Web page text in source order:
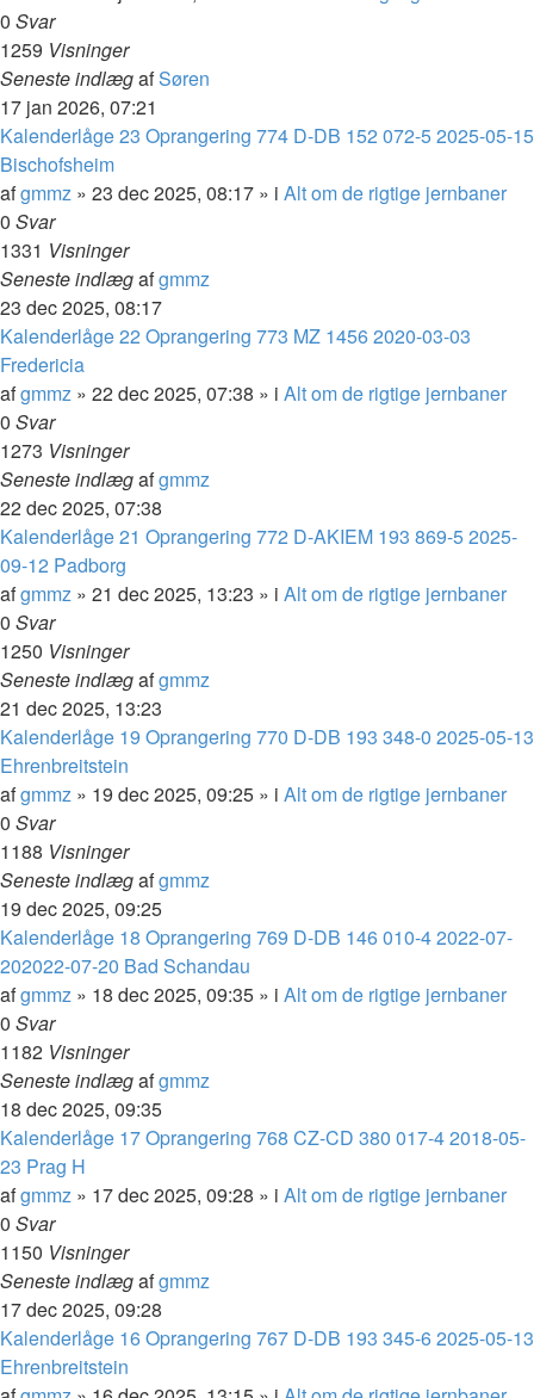
0 Svar
1259 Visninger
Seneste indlægafSøren
17 jan 2026, 07:21
Kalenderlåge 23 Oprangering 774 D-DB 152 072-5 2025-05-15
Bischofsheim
afgmmz » 23 dec 2025, 08:17 » i Alt om de rigtige jernbaner
0 Svar
1331 Visninger
Seneste indlægafgmmz
23 dec 2025, 08:17
Kalenderlåge 22 Oprangering 773 MZ 1456 2020-03-03
Fredericia
afgmmz » 22 dec 2025, 07:38 » i Alt om de rigtige jernbaner
0 Svar
1273 Visninger
Seneste indlægafgmmz
22 dec 2025, 07:38
Kalenderlåge 21 Oprangering 772 D-AKIEM 193 869-5 2025-
09-12 Padborg
afgmmz » 21 dec 2025, 13:23 » i Alt om de rigtige jernbaner
0 Svar
1250 Visninger
Seneste indlægafgmmz
21 dec 2025, 13:23
Kalenderlåge 19 Oprangering 770 D-DB 193 348-0 2025-05-13
Ehrenbreitstein
afgmmz » 19 dec 2025, 09:25 » i Alt om de rigtige jernbaner
0 Svar
1188 Visninger
Seneste indlægafgmmz
19 dec 2025, 09:25
Kalenderlåge 18 Oprangering 769 D-DB 146 010-4 2022-07-
202022-07-20 Bad Schandau
afgmmz » 18 dec 2025, 09:35 » i Alt om de rigtige jernbaner
0 Svar
1182 Visninger
Seneste indlægafgmmz
18 dec 2025, 09:35
Kalenderlåge 17 Oprangering 768 CZ-CD 380 017-4 2018-05-
23 Prag H
afgmmz » 17 dec 2025, 09:28 » i Alt om de rigtige jernbaner
0 Svar
1150 Visninger
Seneste indlægafgmmz
17 dec 2025, 09:28
Kalenderlåge 16 Oprangering 767 D-DB 193 345-6 2025-05-13
Ehrenbreitstein